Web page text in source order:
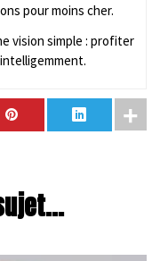
pour moins cher.
vision simple : profiter